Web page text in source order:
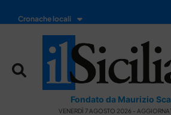
Cronache locali
Fondato da Maurizio
VENERDÌ 7 AGOSTO 2026 -